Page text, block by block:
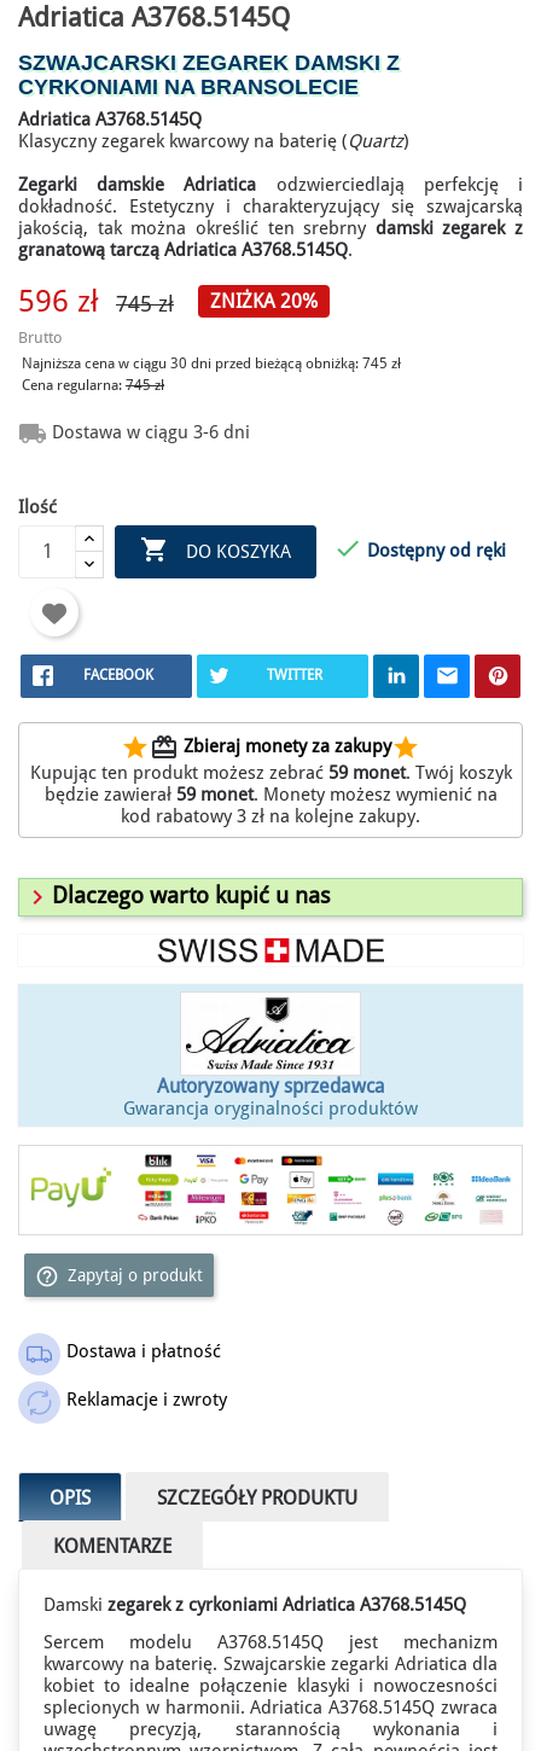
Adriatica A3768.5145Q
SZWAJCARSKI ZEGAREK DAMSKI Z
CYRKONIAMI NA BRANSOLECIE
Adriatica A3768.5145Q
Klasyczny zegarek kwarcowy na baterię (Quartz)
Zegarki damskie Adriatica odzwierciedlają perfekcję i
dokładność. Estetyczny i charakteryzujący się szwajcarską
jakością, tak można określić ten srebrny damski zegarek z
granatową tarczą Adriatica A3768.5145Q.
596 zł 745 zł ZNIŻKA 20%
Brutto
Najniższa cena w ciągu 30 dni przed bieżącą obniżką: 745 zł
Cena regularna: 745 zł
 Dostawa w ciągu 3-6 dni
Ilość
 DO KOSZYKA  Dostępny od ręki
FACEBOOK TWITTER
starredeem Zbieraj monety za zakupystar
Kupując ten produkt możesz zebrać 59monet. Twój koszyk
będzie zawierał 59monet. Monety możesz wymienić na
kod rabatowy 3 zł na kolejne zakupy.
 Dlaczego warto kupić u nas
Autoryzowany sprzedawca
Gwarancja oryginalności produktów
help_outline Zapytaj o produkt
Dostawa i płatność
Reklamacje i zwroty
OPIS SZCZEGÓŁY PRODUKTU
KOMENTARZE
Damski zegarek z cyrkoniami Adriatica A3768.5145Q
Sercem modelu A3768.5145Q jest mechanizm
kwarcowy na baterię. Szwajcarskie zegarki Adriatica dla
kobiet to idealne połączenie klasyki i nowoczesności
splecionych w harmonii. Adriatica A3768.5145Q zwraca
uwagę precyzją, starannością wykonania i